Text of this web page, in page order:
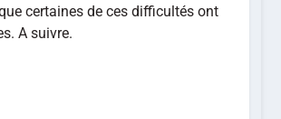
certaines de ces difficultés ont
A suivre.